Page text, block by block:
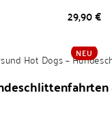
Preis
29,90 €
NEU